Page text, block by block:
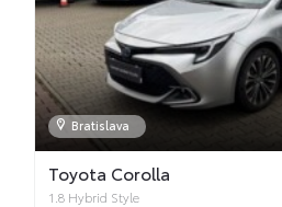
Bratislava
Toyota Corolla
1.8 Hybrid Style